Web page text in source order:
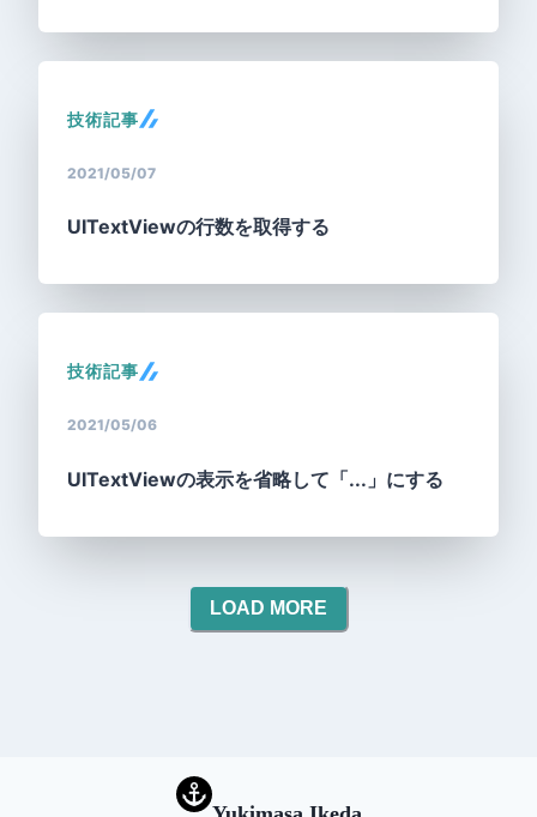
技術記事
2021/05/07
UITextViewの行数を取得する
技術記事
2021/05/06
UITextViewの表示を省略して「...」にする
LOAD MORE